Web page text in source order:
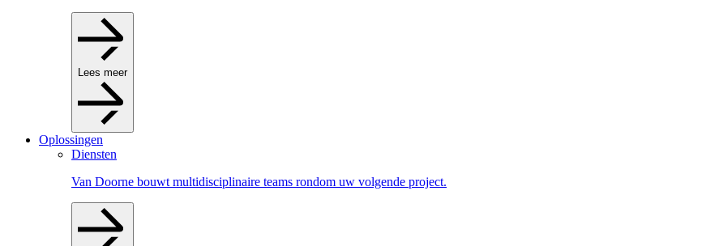
Lees meer
Oplossingen
Diensten
Van Doorne bouwt multidisciplinaire teams rondom uw volgende project.